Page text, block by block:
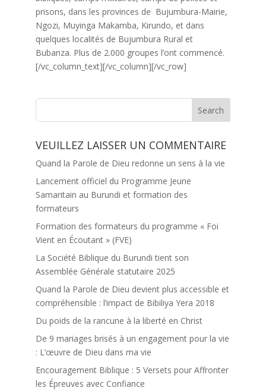
prisons, dans les provinces de Bujumbura-Mairie,
Ngozi, Muyinga Makamba, Kirundo, et dans
quelques localités de Bujumbura Rural et
Bubanza. Plus de 2.000 groupes l’ont commencé.
[/vc_column_text][/vc_column][/vc_row]
VEUILLEZ LAISSER UN COMMENTAIRE
Quand la Parole de Dieu redonne un sens à la vie
Lancement officiel du Programme Jeune
Samaritain au Burundi et formation des
formateurs
Formation des formateurs du programme « Foi
Vient en Écoutant » (FVE)
La Société Biblique du Burundi tient son
Assemblée Générale statutaire 2025
Quand la Parole de Dieu devient plus accessible et
compréhensible : l’impact de Bibiliya Yera 2018
Du poids de la rancune à la liberté en Christ
De 9 mariages brisés à un engagement pour la vie
: L’œuvre de Dieu dans ma vie
Encouragement Biblique : 5 Versets pour Affronter
les Épreuves avec Confiance